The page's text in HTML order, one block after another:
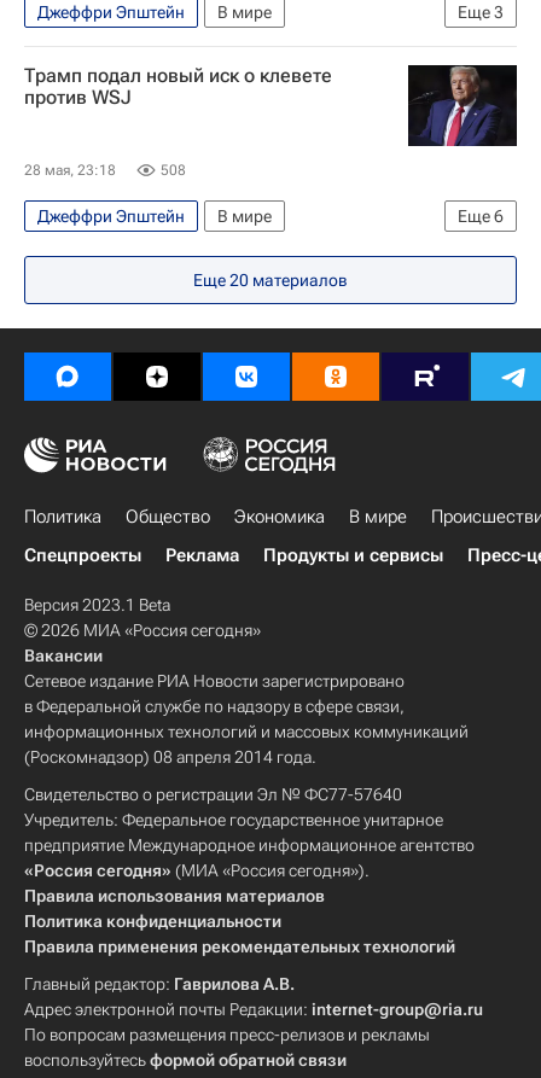
Еще3
Джеффри Эпштейн
В мире
Великобритания
США Гордон Браун
Трамп подал новый иск о клевете
против WSJ
28 мая, 23:18 508
Еще6
Джеффри Эпштейн
В мире
Нью-Йорк (город)
США
Флорида
Руперт Мердок Dow Jones
Еще20 материалов
Политика Общество Экономика В мире
Спецпроекты
Реклама Продукты и сервисы Пресс-
Версия 2023.1 Beta
© 2026 МИА «Россия сегодня»
Вакансии
Сетевое издание РИА Новости зарегистрировано
в Федеральной службе по надзору в сфере связи,
информационных технологий и массовых коммуникаций
(Роскомнадзор) 08 апреля 2014 года.
Свидетельство о регистрации Эл № ФС77-57640
Учредитель: Федеральное государственное унитарное
предприятие Международное информационное агентство
«Россия сегодня» (МИА «Россия сегодня»).
Правила использования материалов
Политика конфиденциальности
Правила применения рекомендательных технологий
Главный редактор: Гаврилова А.В.
Адрес электронной почты Редакции: internet-group@ria.ru
По вопросам размещения пресс-релизов и рекламы
воспользуйтесьформой обратной связи